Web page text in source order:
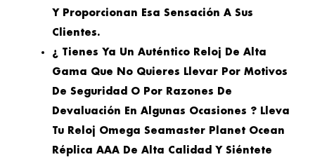
Y Proporcionan Esa Sensación A Sus
Clientes.
¿ Tienes Ya Un Auténtico Reloj De Alta
Gama Que No Quieres Llevar Por Motivos
De Seguridad O Por Razones De
Devaluación En Algunas Ocasiones ? Lleva
Tu Reloj Omega Seamaster Planet Ocean
Réplica AAA De Alta Calidad Y Siéntete